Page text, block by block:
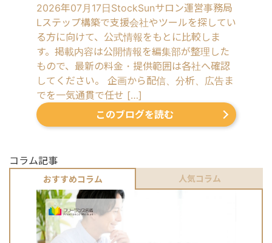
コラム記事
おすすめコラム 人気コラム
2026年07月17日 StockSunサロン運営事務局
Lステップ構築で支援会社やツールを探してい
る方に向けて、公式情報をもとに比較しま
す。掲載内容は公開情報を編集部が整理した
もので、最新の料金・提供範囲は各社へ確認
してください。 企画から配信、分析、広告ま
でを一気通貫で任せ […]
このブログを読む